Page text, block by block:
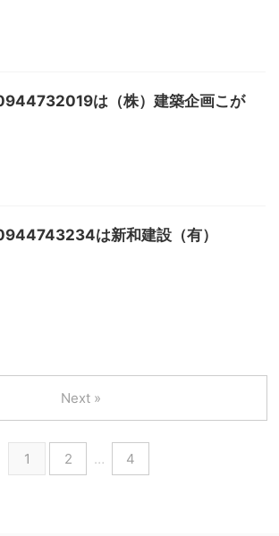
は（株）建築企画こが
は新和建設（有）
1 2 … 4
Next »